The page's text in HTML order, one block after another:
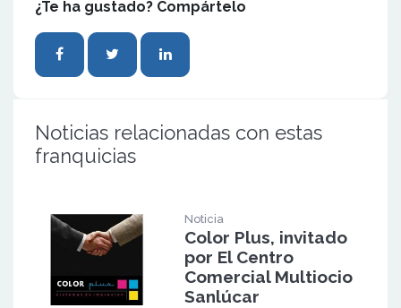
¿Te ha gustado? Compártelo
Noticias relacionadas con estas
franquicias
Noticia
Color Plus, invitado
por El Centro
Comercial Multiocio
Sanlúcar